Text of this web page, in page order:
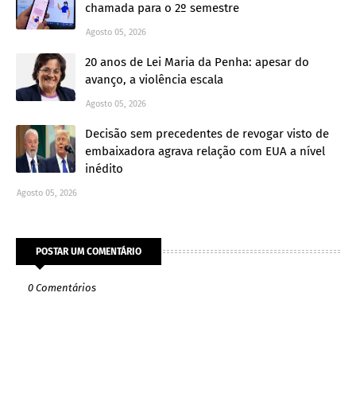
chamada para o 2º semestre
Agosto 05, 2026
20 anos de Lei Maria da Penha: apesar do
avanço, a violência escala
Agosto 05, 2026
Decisão sem precedentes de revogar visto de
embaixadora agrava relação com EUA a nível
inédito
Agosto 05, 2026
POSTAR UM COMENTÁRIO
0 Comentários